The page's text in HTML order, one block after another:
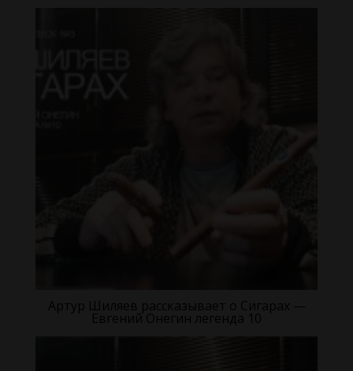
Артур Шиляев рассказывает о Сигарах —
Евгений Онегин легенда 10